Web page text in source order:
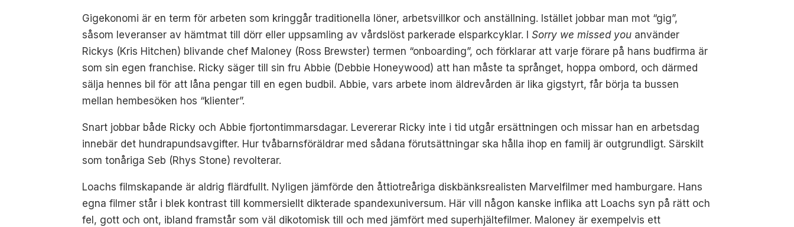
Gigekonomi är en term för arbeten som kringgår traditionella löner, arbetsvillkor och anställning. Istället jobbar man mot “gig”,
såsom leveranser av hämtmat till dörr eller uppsamling av vårdslöst parkerade elsparkcyklar. ISorry we missed you använder
Rickys (Kris Hitchen) blivande chef Maloney (Ross Brewster) termen “onboarding”, och förklarar att varje förare på hans budfirma är
som sin egen franchise. Ricky säger till sin fru Abbie (Debbie Honeywood) att han måste ta språnget, hoppa ombord, och därmed
sälja hennes bil för att låna pengar till en egen budbil. Abbie, vars arbete inom äldrevården är lika gigstyrt, får börja ta bussen
mellan hembesöken hos “klienter”.
Snart jobbar både Ricky och Abbie fjortontimmarsdagar. Levererar Ricky inte i tid utgår ersättningen och missar han en arbetsdag
innebär det hundrapundsavgifter. Hur tvåbarnsföräldrar med sådana förutsättningar ska hålla ihop en familj är outgrundligt. Särskilt
som tonåriga Seb (Rhys Stone) revolterar.
Loachs filmskapande är aldrig flärdfullt. Nyligen jämförde den åttiotreåriga diskbänksrealisten Marvelfilmer med hamburgare. Hans
egna filmer står i blek kontrast till kommersiellt dikterade spandexuniversum. Här vill någon kanske inflika att Loachs syn på rätt och
fel, gott och ont, ibland framstår som väl dikotomisk till och med jämfört med superhjältefilmer. Maloney är exempelvis ett